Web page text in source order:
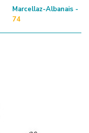
Marcellaz-Albanais -
74